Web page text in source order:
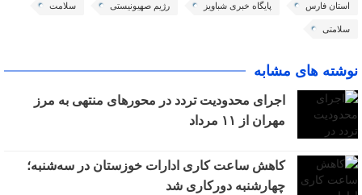
استان فارس پایگاه خبری شباویز رژیم صهیونیستی سلامت
سلامتی
نوشته های مشابه
اجرای محدودیت تردد در محورهای منتهی به مرز
مهران از ۱۱ مرداد
کاهش ساعت کاری ادارات خوزستان در سه‌شنبه؛
چهارشنبه دورکاری شد